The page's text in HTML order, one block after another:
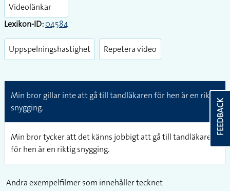
Videolänkar
Lexikon-ID:04584
Uppspelningshastighet Repetera video
Min bror gillar inte att gå till tandläkaren för hen är en riktig
snygging.
Min bror tycker att det känns jobbigt att gå till tandläkaren
för hen är en riktig snygging.
Andra exempelfilmer som innehåller tecknet
FEEDBACK